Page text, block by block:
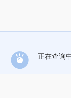
正在查询